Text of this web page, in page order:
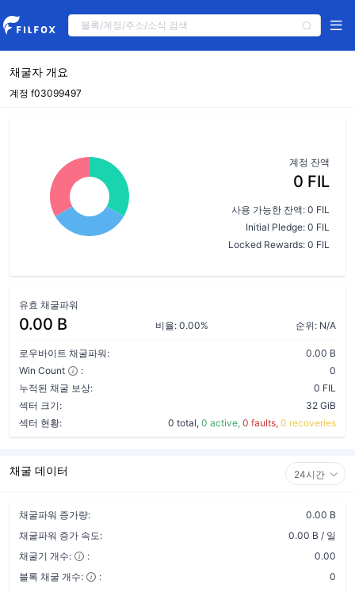
채굴자 개요
계정 f03099497
계정 잔액
0 FIL
사용 가능한 잔액: 0 FIL
Initial Pledge: 0 FIL
Locked Rewards: 0 FIL
유효 채굴파워
0.00 B 비율: 0.00% 순위: N/A
로우바이트 채굴파워:
0.00 B
Win Count
:
0
누적된 채굴 보상:
0 FIL
섹터 크기:
32 GiB
섹터 현황:
0 total, 0 active, 0 faults, 0 recoveries
채굴 데이터 24시간
채굴파워 증가량:
0.00 B
채굴파워 증가 속도:
0.00 B / 일
채굴기 개수:
:
0.00
블록 채굴 개수:
:
0